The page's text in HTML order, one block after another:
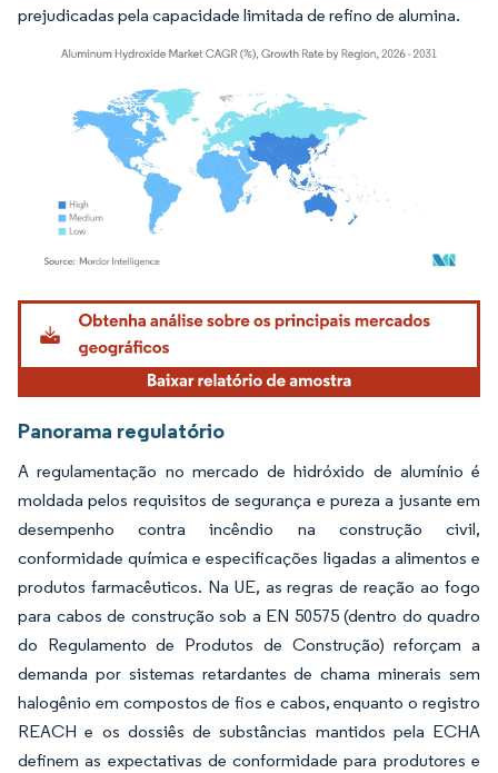
prejudicadas pela capacidade limitada de refino de alumina.
Imagem © Mordor Intelligence. O reuso requer atribuição conforme CC BY 4.0.
Panorama regulatório
A regulamentação no mercado de hidróxido de alumínio é
moldada pelos requisitos de segurança e pureza a jusante em
desempenho contra incêndio na construção civil,
conformidade química e especificações ligadas a alimentos e
produtos farmacêuticos. Na UE, as regras de reação ao fogo
para cabos de construção sob a EN 50575 (dentro do quadro
do Regulamento de Produtos de Construção) reforçam a
demanda por sistemas retardantes de chama minerais sem
halogênio em compostos de fios e cabos, enquanto o registro
REACH e os dossiês de substâncias mantidos pela ECHA
definem as expectativas de conformidade para produtores e